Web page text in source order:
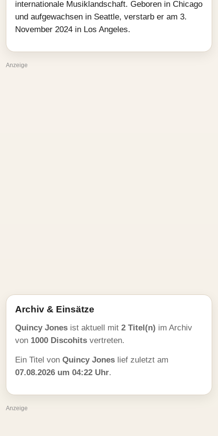
internationale Musiklandschaft. Geboren in Chicago
und aufgewachsen in Seattle, verstarb er am 3.
November 2024 in Los Angeles.
Anzeige
Archiv & Einsätze
Quincy Jones ist aktuell mit 2 Titel(n) im Archiv
von 1000 Discohits vertreten.
Ein Titel von Quincy Jones lief zuletzt am
07.08.2026 um 04:22 Uhr.
Anzeige